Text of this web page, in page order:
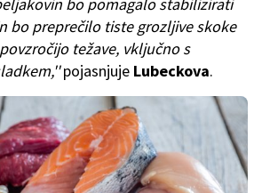
bo preprečilo tiste grozljive skoke
težave, vključno s
pojasnjuje Lubeckova.